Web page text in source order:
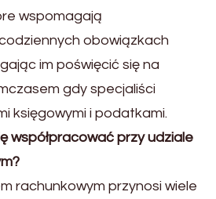
wspomagają
obowiązkach
im poświęcić się na
gdy specjaliści
księgowymi i podatkami.
współpracować przy udziale
rachunkowym przynosi wiele